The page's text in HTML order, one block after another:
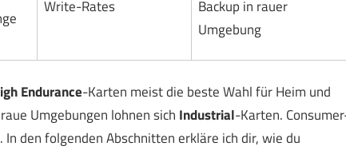
Write-Rates
Backup in rauer
Umgebung
Endurance-Karten meist die beste Wahl für Heim und
Umgebungen lohnen sich Industrial-Karten.
den folgenden Abschnitten erkläre ich dir, wie du